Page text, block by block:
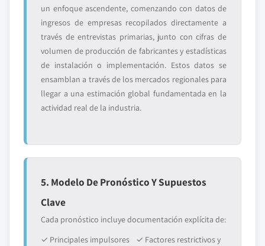
un enfoque ascendente, comenzando con datos de
ingresos de empresas recopilados directamente a
través de entrevistas primarias, junto con cifras de
volumen de producción de fabricantes y estadísticas
de instalación o implementación. Estos datos se
ensamblan a través de los mercados regionales para
llegar a una estimación global fundamentada en la
actividad real de la industria.
5. Modelo De Pronóstico Y Supuestos
Clave
Cada pronóstico incluye documentación explícita de:
✓ Principales impulsores
✓ Factores restrictivos y